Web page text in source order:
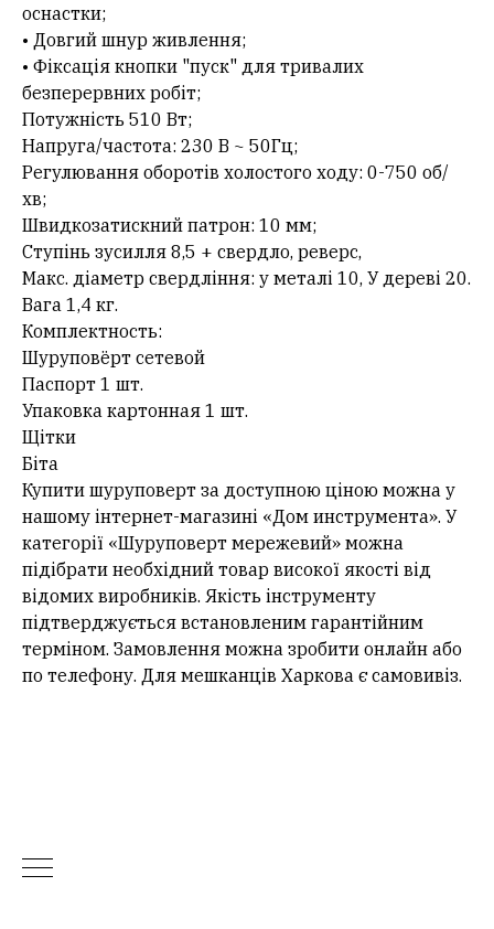
оснастки;
• Довгий шнур живлення;
• Фіксація кнопки "пуск" для тривалих
безперервних робіт;
Потужність 510 Вт;
Напруга/частота: 230 В ~ 50Гц;
Регулювання оборотів холостого ходу: 0-750 об/
хв;
Швидкозатискний патрон: 10 мм;
Ступінь зусилля 8,5 + свердло, реверс,
Макс. діаметр свердління: у металі 10, У дереві 20.
Вага 1,4 кг.
Комплектность:
Шуруповёрт сетевой
Паспорт 1 шт.
Упаковка картонная 1 шт.
Щітки
Біта
Купити шуруповерт за доступною ціною можна у
нашому інтернет-магазині «Дом инструмента». У
категорії «Шуруповерт мережевий» можна
підібрати необхідний товар високої якості від
відомих виробників. Якість інструменту
підтверджується встановленим гарантійним
терміном. Замовлення можна зробити онлайн або
по телефону. Для мешканців Харкова є самовивіз.